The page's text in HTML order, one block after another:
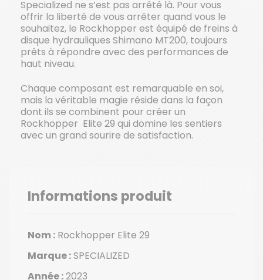
Specialized ne s’est pas arrêté là. Pour vous
offrir la liberté de vous arrêter quand vous le
souhaitez, le Rockhopper est équipé de freins à
disque hydrauliques Shimano MT200, toujours
prêts à répondre avec des performances de
haut niveau.
Chaque composant est remarquable en soi,
mais la véritable magie réside dans la façon
dont ils se combinent pour créer un
Rockhopper Elite 29 qui domine les sentiers
avec un grand sourire de satisfaction.
Informations produit
Nom : Rockhopper Elite 29
Marque :SPECIALIZED
Année :2023